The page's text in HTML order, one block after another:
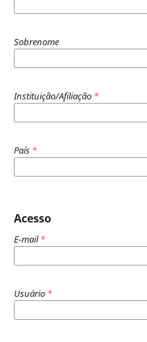
Sobrenome
Instituição/Afiliação *
País *
Acesso
E-mail*
Usuário *